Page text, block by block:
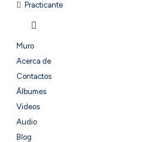
Practicante
Muro
Acerca de
Contactos
Álbumes
Videos
Audio
Blog